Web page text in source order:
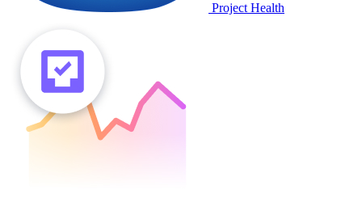
Project Health